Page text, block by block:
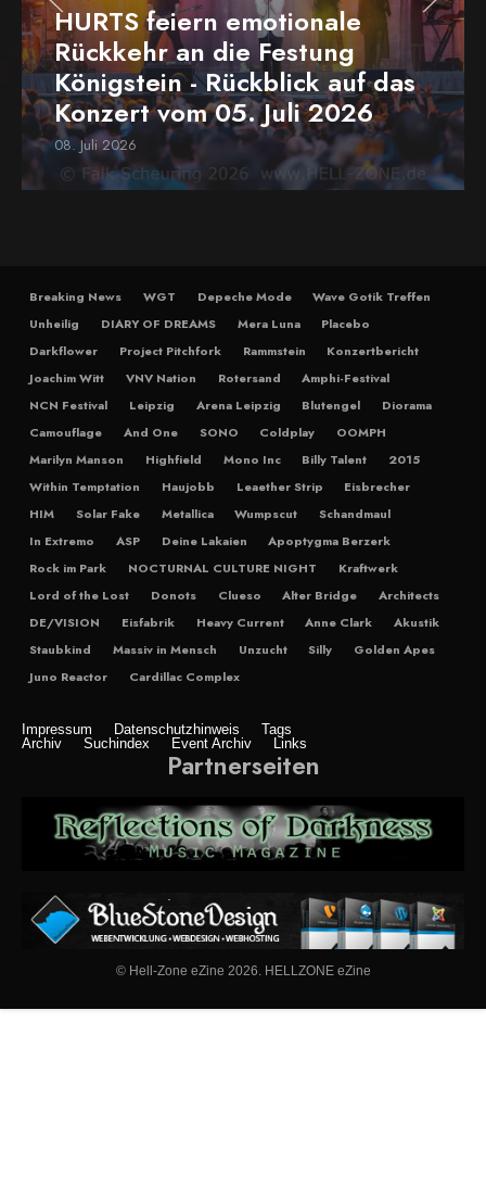
HURTS feiern emotionale
Rückkehr an die Festung
Königstein - Rückblick auf das
Konzert vom 05. Juli 2026
08. Juli 2026
Breaking News WGT Depeche Mode
Wave Gotik Treffen
Unheilig
DIARY OF DREAMS Mera Luna
Placebo
Darkflower
Project Pitchfork Rammstein
Konzertbericht
Joachim Witt
VNV Nation Rotersand
Amphi-Festival
NCN Festival
Leipzig Arena Leipzig Blutengel
Diorama
Camouflage
And One SONO Coldplay
OOMPH
Marilyn Manson
Highfield Mono Inc Billy Talent
2015
Within Temptation
Haujobb Leaether Strip
Eisbrecher
HIM
Solar Fake Metallica Wumpscut
Schandmaul
In Extremo
ASP Deine Lakaien
Apoptygma Berzerk
Rock im Park
NOCTURNAL CULTURE NIGHT
Kraftwerk
Lord of the Lost
Donots Clueso Alter Bridge
Architects
DE/VISION
Eisfabrik Heavy Current Anne Clark
Akustik
Staubkind
Massiv in Mensch Unzucht Silly
Golden Apes
Juno Reactor
Cardillac Complex
Impressum Datenschutzhinweis
Tags
Archiv
Suchindex Event Archiv Links
Partnerseiten
© Hell-Zone eZine 2026. HELLZONE eZine